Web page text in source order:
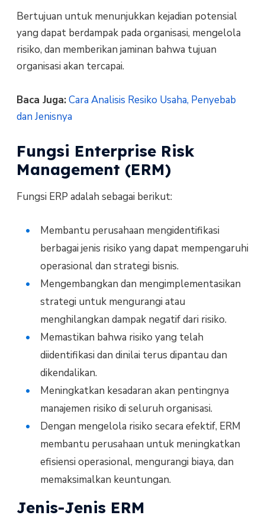
Bertujuan untuk menunjukkan kejadian potensial
yang dapat berdampak pada organisasi, mengelola
risiko, dan memberikan jaminan bahwa tujuan
organisasi akan tercapai.
Baca Juga:Cara Analisis Resiko Usaha, Penyebab
dan Jenisnya
Fungsi Enterprise Risk
Management (ERM)
Fungsi ERP adalah sebagai berikut:
Membantu perusahaan mengidentifikasi
berbagai jenis risiko yang dapat mempengaruhi
operasional dan strategi bisnis.
Mengembangkan dan mengimplementasikan
strategi untuk mengurangi atau
menghilangkan dampak negatif dari risiko.
Memastikan bahwa risiko yang telah
diidentifikasi dan dinilai terus dipantau dan
dikendalikan.
Meningkatkan kesadaran akan pentingnya
manajemen risiko di seluruh organisasi.
Dengan mengelola risiko secara efektif, ERM
membantu perusahaan untuk meningkatkan
efisiensi operasional, mengurangi biaya, dan
memaksimalkan keuntungan.
Jenis-Jenis ERM